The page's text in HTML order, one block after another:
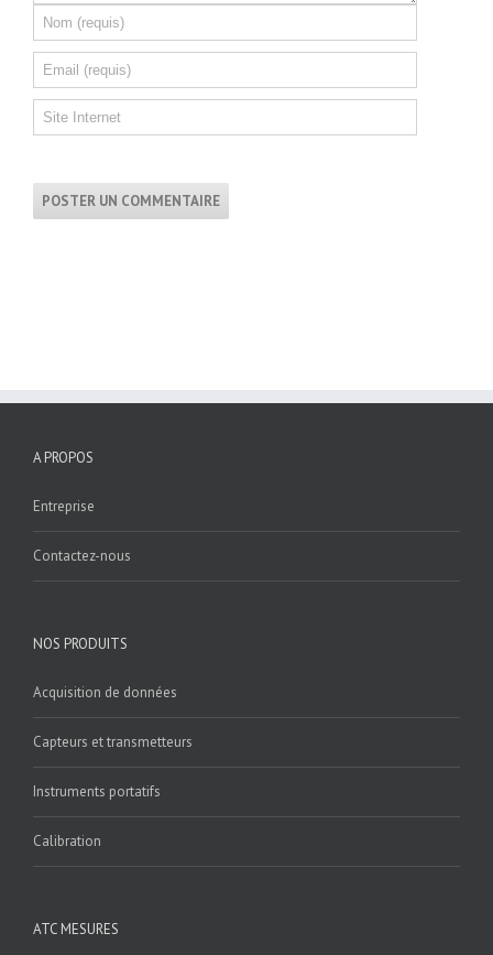
A PROPOS
Entreprise
Contactez-nous
NOS PRODUITS
Acquisition de données
Capteurs et transmetteurs
Instruments portatifs
Calibration
ATC MESURES